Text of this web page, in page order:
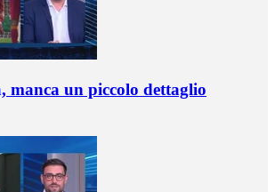
manca un piccolo dettaglio